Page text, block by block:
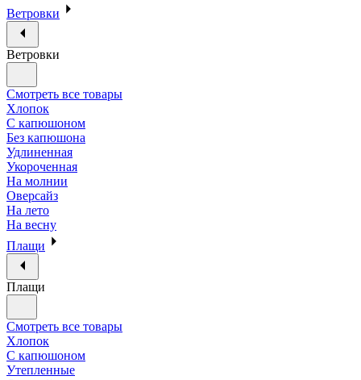
Ветровки
Ветровки
Смотреть все товары
Хлопок
С капюшоном
Без капюшона
Удлиненная
Укороченная
На молнии
Оверсайз
На лето
На весну
Плащи
Плащи
Смотреть все товары
Хлопок
С капюшоном
Утепленные